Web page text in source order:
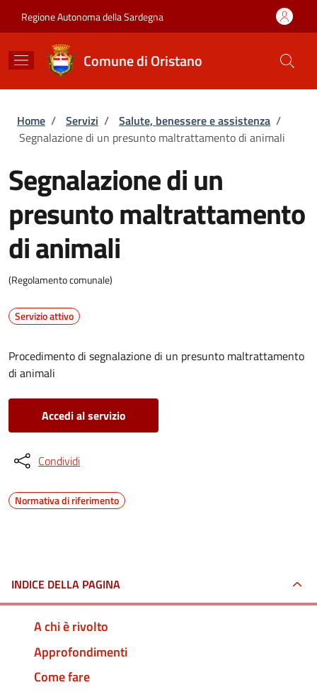
Regione Autonoma della Sardegna
Comune di Oristano
Briciole di pane
Home / Servizi / Salute, benessere e assistenza /
Segnalazione di un presunto maltrattamento di animali
Segnalazione di un
presunto maltrattamento
di animali
(Regolamento comunale)
Servizio attivo
Procedimento di segnalazione di un presunto maltrattamento
di animali
Accedi al servizio
Condividi
Normativa di riferimento
INDICE DELLA PAGINA
A chi è rivolto
Approfondimenti
Come fare